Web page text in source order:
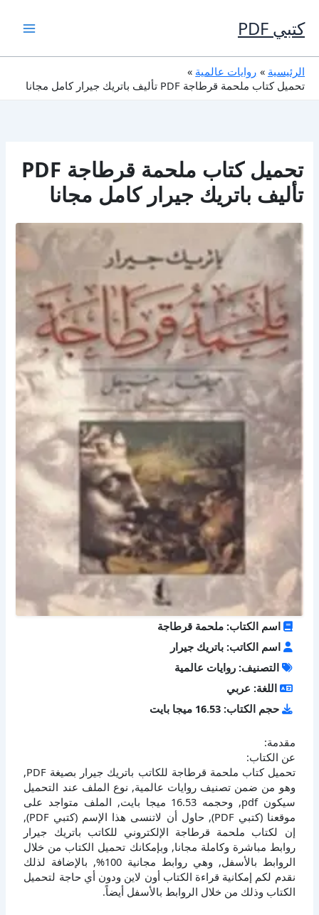
إلى
المحتوى
كتبي PDF
الرئيسية
روايات عالمية
تحميل كتاب ملحمة قرطاجة PDF تأليف باتريك جيرار كامل مجانا
تحميل كتاب ملحمة قرطاجة PDF
تأليف باتريك جيرار كامل مجانا
اسم الكتاب: ملحمة قرطاجة
اسم الكاتب: باتريك جيرار
التصنيف: روايات عالمية
اللغة: عربي
حجم الكتاب: 16.53 ميجا بايت
مقدمة:
عن الكتاب:
تحميل كتاب ملحمة قرطاجة للكاتب باتريك جيرار بصيغة PDF,
وهو من ضمن تصنيف روايات عالمية, نوع الملف عند التحميل
سيكون pdf, وحجمه 16.53 ميجا بايت, الملف متواجد على
موقعنا (كتبي PDF), حاول أن لاتنسى هذا الإسم (كتبي PDF),
إن لكتاب ملحمة قرطاجة الإلكتروني للكاتب باتريك جيرار
روابط مباشرة وكاملة مجانا, وبإمكانك تحميل الكتاب من خلال
الروابط بالأسفل, وهي روابط مجانية 100%, بالإضافة لذلك
نقدم لكم إمكانية قراءة الكتاب أون لاين ودون أي حاجة لتحميل
الكتاب وذلك من خلال الروابط بالأسفل أيضاً.